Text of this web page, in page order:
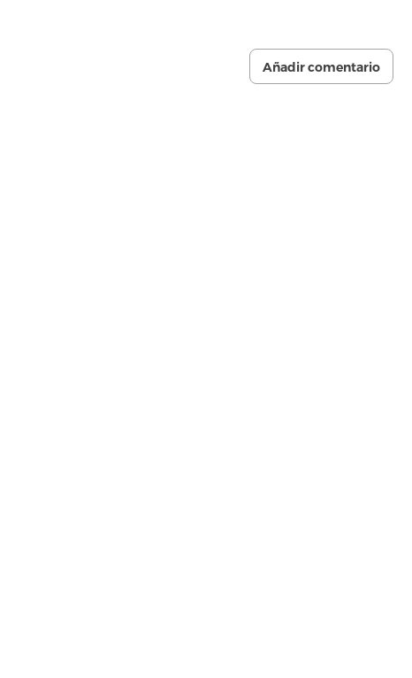
Añadir comentario